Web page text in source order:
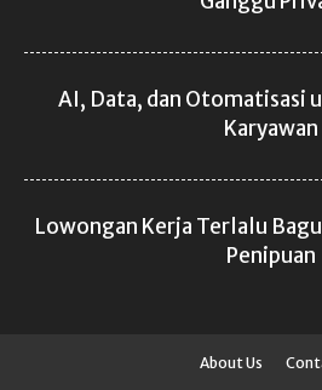
AI, Data, dan Otomatisasi
Karyawan
Lowongan Kerja Terlalu
Penipuan
About Us